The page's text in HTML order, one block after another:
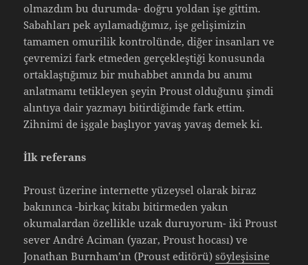
olmazdım bu durumda- doğru yoldan işe gittim.
Sabahları pek ayılamadığımız, işe gelişimizin
tamamen omurilik kontrolünde, diğer insanları ve
çevremizi fark etmeden gerçekleştiği konusunda
ortaklaştığımız bir muhabbet anında bu anımı
anlatmamı tetikleyen şeyin Proust olduğunu şimdi
alıntıya dair yazmayı bitirdiğimde fark ettim.
Zihnimi de işgale başlıyor yavaş yavaş demek ki.
İlk referans
Proust üzerine internette yüzeysel olarak biraz
bakınınca -birkaç kitabı bitirmeden yakın
okumalardan özellikle uzak duruyorum- iki Proust
sever André Aciman (yazar, Proust hocası) ve
Jonathan Burnham’ın (Proust editörü)söyleşisine